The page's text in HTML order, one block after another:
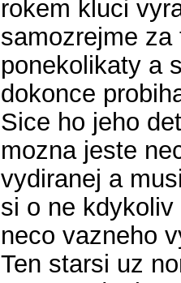
rokem kluci
samozrejme
ponekolikaty a
dokonce
Sice ho jeho
mozna jeste
vydiranej a
si o ne
neco vazneho
Ten starsi uz